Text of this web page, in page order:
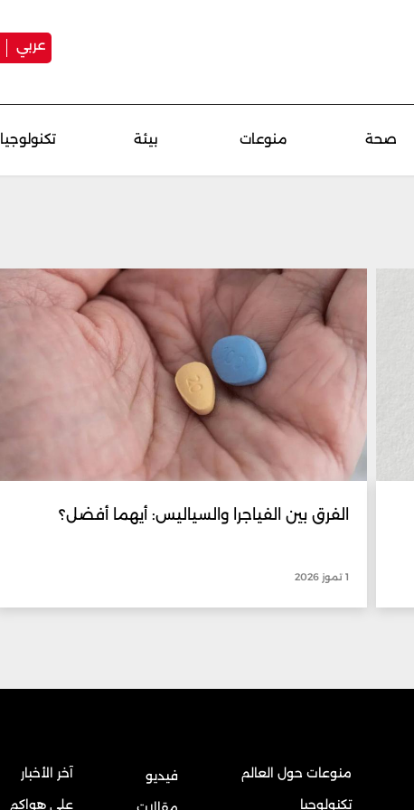
عربي
صحة منوعات بيئة تكنولوجيا
الفرق بين الفياجرا والسياليس: أيهما أفضل؟
1 تموز 2026
منوعات حول العالم
تكنولوجيا
فيديو
آخر الأخبار
على هواكم